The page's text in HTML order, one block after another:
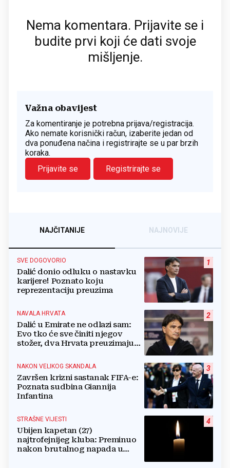
Nema komentara. Prijavite se i
budite prvi koji će dati svoje
mišljenje.
Važna obavijest
Za komentiranje je potrebna prijava/registracija.
Ako nemate korisnički račun, izaberite jedan od
dva ponuđena načina i registrirajte se u par brzih
koraka.
Prijavite se
Registrirajte se
NAJČITANIJE NAJNOVIJE
1
SVE DOGOVORIO
Dalić donio odluku o nastavku
karijere! Poznato koju
reprezentaciju preuzima
2
NAVALA HRVATA
Dalić u Emirate ne odlazi sam:
Evo tko će sve činiti njegov
stožer, dva Hrvata preuzimaju
3
NAKON VELIKOG SKANDALA
Završen krizni sastanak FIFA-e:
Poznata sudbina Giannija
Infantina
4
STRAŠNE VIJESTI
Ubijen kapetan (27)
najtrofejnijeg kluba: Preminuo
nakon brutalnog napada u